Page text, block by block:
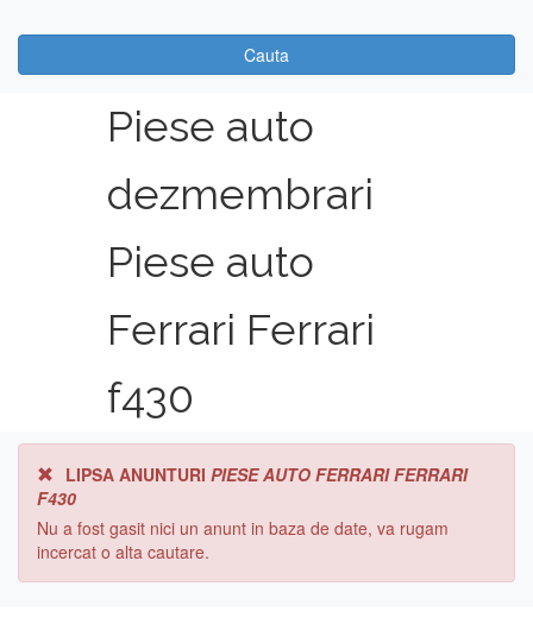
Cauta
Piese auto
dezmembrari
Piese auto
Ferrari Ferrari
f430
LIPSA ANUNTURI PIESE AUTO FERRARI FERRARI
F430
Nu a fost gasit nici un anunt in baza de date, va rugam
incercat o alta cautare.